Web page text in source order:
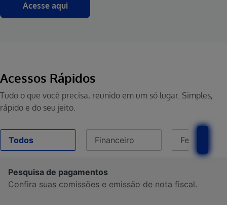
Acesse aqui
Acessos Rápidos
Tudo o que você precisa, reunido em um só lugar. Simples,
rápido e do seu jeito.
Todos Financeiro Ferramentas
Pesquisa de pagamentos
Confira suas comissões e emissão de nota fiscal.